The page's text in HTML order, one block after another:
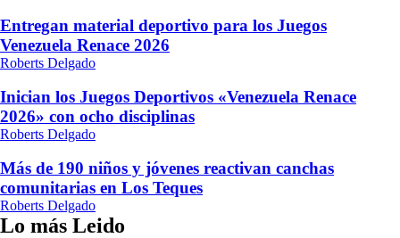
Entregan material deportivo para los Juegos
Venezuela Renace 2026
Roberts Delgado
Inician los Juegos Deportivos «Venezuela Renace
2026» con ocho disciplinas
Roberts Delgado
Más de 190 niños y jóvenes reactivan canchas
comunitarias en Los Teques
Roberts Delgado
Lo más Leido